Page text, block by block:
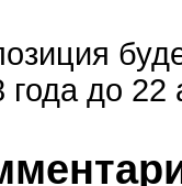
года до 22